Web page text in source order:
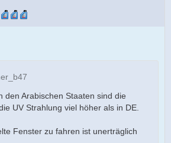
den Arabischen Staaten sind die
UV Strahlung viel höher als in DE.
Fenster zu fahren ist unerträglich